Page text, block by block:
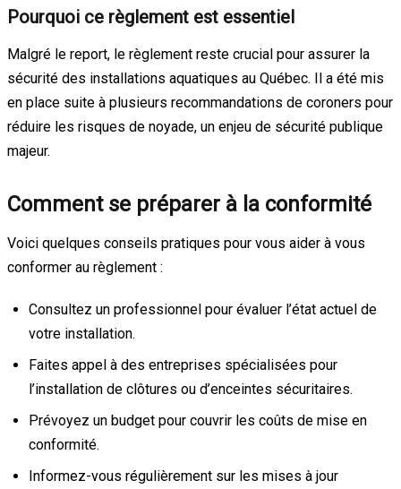
Pourquoi ce règlement est essentiel
Malgré le report, le règlement reste crucial pour assurer la
sécurité des installations aquatiques au Québec. Il a été mis
en place suite à plusieurs recommandations de coroners pour
réduire les risques de noyade, un enjeu de sécurité publique
majeur.
Comment se préparer à la conformité
Voici quelques conseils pratiques pour vous aider à vous
conformer au règlement :
Consultez un professionnel pour évaluer l’état actuel de
votre installation.
Faites appel à des entreprises spécialisées pour
l’installation de clôtures ou d’enceintes sécuritaires.
Prévoyez un budget pour couvrir les coûts de mise en
conformité.
Informez-vous régulièrement sur les mises à jour